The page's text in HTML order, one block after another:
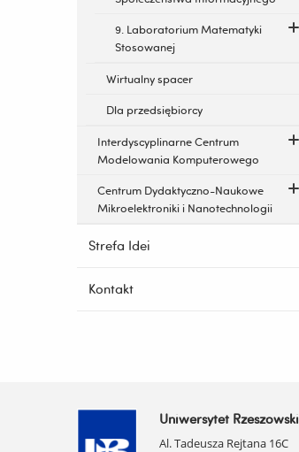
9. Laboratorium Matematyki
Stosowanej
Wirtualny spacer
Dla przedsiębiorcy
Interdyscyplinarne Centrum
Modelowania Komputerowego
Centrum Dydaktyczno-Naukowe
Mikroelektroniki i Nanotechnologii
Strefa Idei
Kontakt
Uniwersytet Rzeszowski
Al. Tadeusza Rejtana 16C